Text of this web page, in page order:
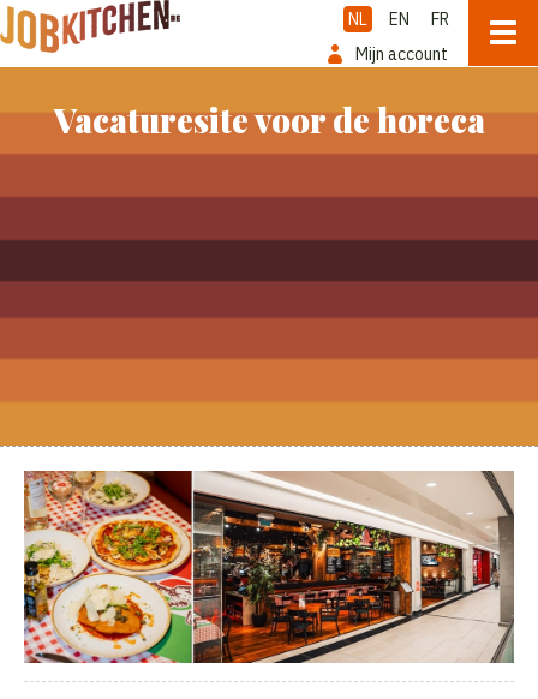
NL EN
FR
Mijn account
Vacaturesite voor de horeca